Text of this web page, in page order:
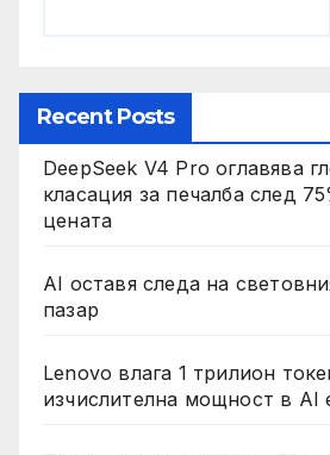
Recent Posts
DeepSeek V4 Pro оглавява
класация за печалба след
цената
AI оставя следа на
пазар
Lenovo влага 1 трилион
изчислителна мощност в AI